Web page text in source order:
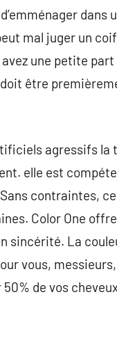
dans
mal juger un
une petite
être
agressifs la
elle est
contraintes,
Color One
sincérité. La
vous,
de vos